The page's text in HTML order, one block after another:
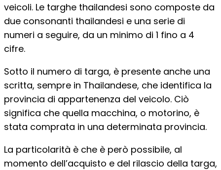
veicoli. Le targhe thailandesi sono composte da
due consonanti thailandesi e una serie di
numeri a seguire, da un minimo di 1 fino a 4
cifre.
Sotto il numero di targa, è presente anche una
scritta, sempre in Thailandese, che identifica la
provincia di appartenenza del veicolo. Ciò
significa che quella macchina, o motorino, è
stata comprata in una determinata provincia.
La particolarità è che è però possibile, al
momento dell’acquisto e del rilascio della targa,